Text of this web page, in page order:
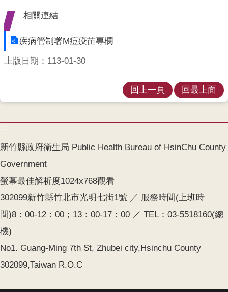
驗
兒
牙
M
醫
療
器
回
網
相關連結
疾病管制署M痘疫苗專欄
上版日期：113-01-30
回上一頁 回最上面
:::
新竹縣政府衛生局 Public Health Bureau of HsinChu County
Government
螢幕最佳解析度1024x768觀看
302099新竹縣竹北市光明七街1號 ／ 服務時間(上班時
間)8：00-12：00；13：00-17：00 ／ TEL：03-5518160(總
機)
No1. Guang-Ming 7th St, Zhubei city,Hsinchu County
302099,Taiwan R.O.C